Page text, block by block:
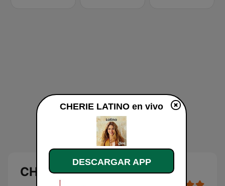
CHERIE LATINO
CHERIE LATINO en vivo
DESCARGAR APP